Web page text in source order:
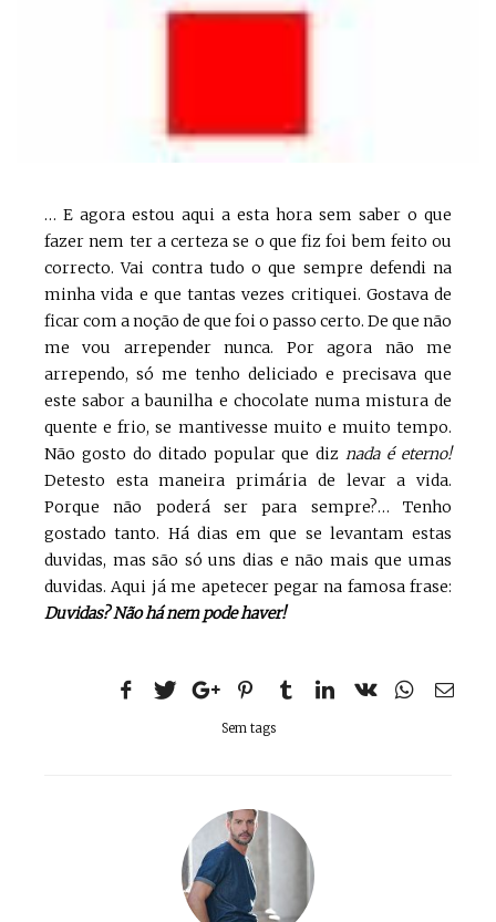
… E agora estou aqui a esta hora sem saber o que
fazer nem ter a certeza se o que fiz foi bem feito ou
correcto. Vai contra tudo o que sempre defendi na
minha vida e que tantas vezes critiquei. Gostava de
ficar com a noção de que foi o passo certo. De que não
me vou arrepender nunca. Por agora não me
arrependo, só me tenho deliciado e precisava que
este sabor a baunilha e chocolate numa mistura de
quente e frio, se mantivesse muito e muito tempo.
Não gosto do ditado popular que diznada é eterno!
Detesto esta maneira primária de levar a vida.
Porque não poderá ser para sempre?… Tenho
gostado tanto. Há dias em que se levantam estas
duvidas, mas são só uns dias e não mais que umas
duvidas. Aqui já me apetecer pegar na famosa frase:
Duvidas? Não há nem pode haver!
Sem tags